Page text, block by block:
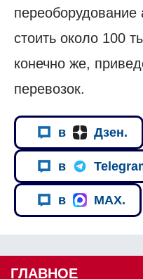
переоборудование
стоить около 100
конечно же,
перевозок.
в Дзен.
в
в MAX.
ГЛАВНОЕ